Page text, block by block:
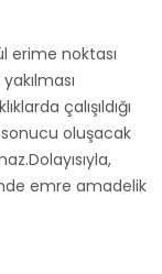
erime noktası
çalışıldığı
sonucu oluşacak
emre amadelik